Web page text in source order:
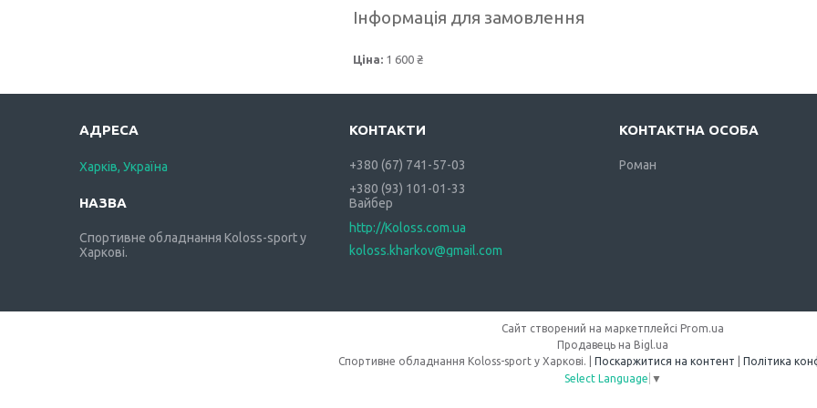
Інформація для замовлення
Ціна: 1 600 ₴
Харків, Україна
Спортивне обладнання Koloss-sport у
Харкові.
+380 (67) 741-57-03
+380 (93) 101-01-33
Вайбер
http://Koloss.com.ua
koloss.kharkov@gmail.com
Роман
Сайт створений на маркетплейсі Prom.ua
Продавець на Bigl.ua
Поскаржитися на контент
Політика
Select Language ▼